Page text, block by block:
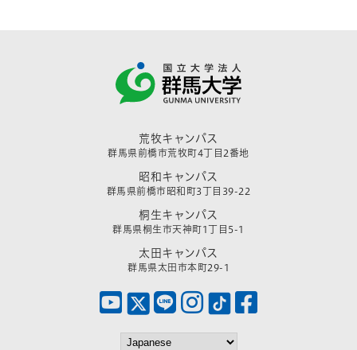
荒牧キャンパス
群馬県前橋市荒牧町4丁目2番地
昭和キャンパス
群馬県前橋市昭和町3丁目39-22
桐生キャンパス
群馬県桐生市天神町1丁目5-1
太田キャンパス
群馬県太田市本町29-1